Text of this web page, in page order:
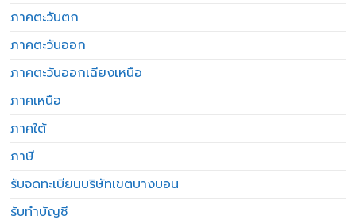
ภาคตะวันตก
ภาคตะวันออก
ภาคตะวันออกเฉียงเหนือ
ภาคเหนือ
ภาคใต้
ภาษี
รับจดทะเบียนบริษัทเขตบางบอน
รับทำบัญชี